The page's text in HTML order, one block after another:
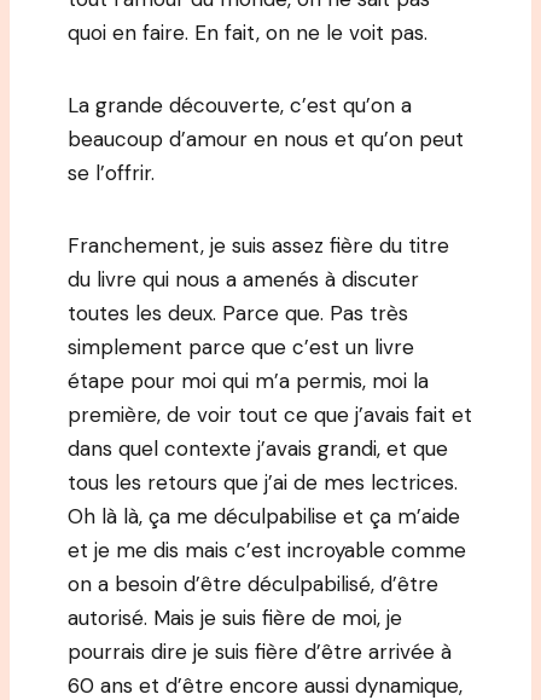
quoi en faire. En fait, on ne le voit pas.
La grande découverte, c’est qu’on a
beaucoup d’amour en nous et qu’on peut
se l’offrir.
Franchement, je suis assez fière du titre
du livre qui nous a amenés à discuter
toutes les deux. Parce que. Pas très
simplement parce que c’est un livre
étape pour moi qui m’a permis, moi la
première, de voir tout ce que j’avais fait et
dans quel contexte j’avais grandi, et que
tous les retours que j’ai de mes lectrices.
Oh là là, ça me déculpabilise et ça m’aide
et je me dis mais c’est incroyable comme
on a besoin d’être déculpabilisé, d’être
autorisé. Mais je suis fière de moi, je
pourrais dire je suis fière d’être arrivée à
60 ans et d’être encore aussi dynamique,